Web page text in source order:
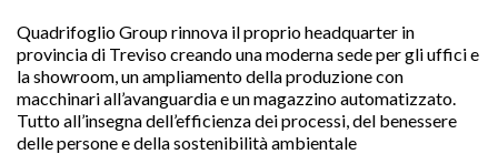
Quadrifoglio Group rinnova il proprio headquarter in
provincia di Treviso creando una moderna sede per gli uffici e
la showroom, un ampliamento della produzione con
macchinari all’avanguardia e un magazzino automatizzato.
Tutto all’insegna dell’efficienza dei processi, del benessere
delle persone e della sostenibilità ambientale